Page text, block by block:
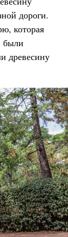
дороги.
которая
были
древесину